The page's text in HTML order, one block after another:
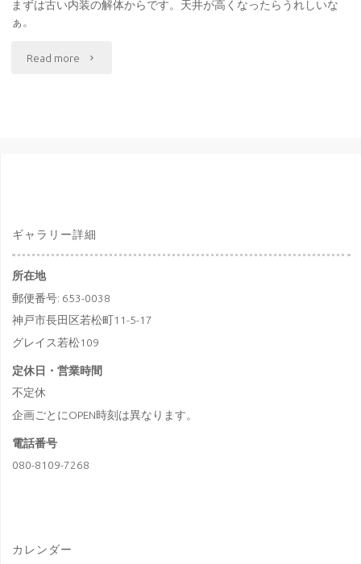
まずは古い内装の解体からです。天井が高くなったらうれしいな
ぁ。
Read more "店
タ
ー
ト！"
ギャラリー詳細
所在地
郵便番号: 653-0038
神戸市長田区若松町11-5-17
グレイス若松109
定休日・営業時間
不定休
企画ごとにOPEN時刻は異なります。
電話番号
080-8109-7268
カレンダー